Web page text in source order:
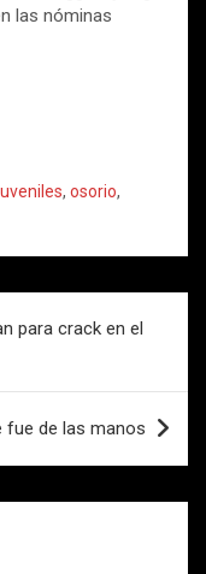
las nóminas
, osorio,
para crack en el
fue de las manos